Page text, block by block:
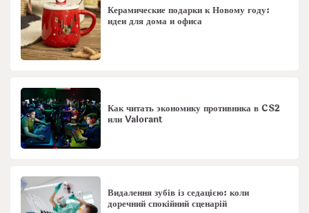
Керамические подарки к Новому году:
идеи для дома и офиса
Как читать экономику противника в CS2
или Valorant
Видалення зубів із седацією: коли
доречний спокійний сценарій